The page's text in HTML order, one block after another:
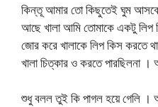
কিন্তূ আমার তো কিছুতেই ঘুম
আছে খালা আমি তোমাকে একটু
জোর করে খালাকে লিপ কিস করতে
খালা চিত্কার ও করতে পারছিলনা ।
শুধু বলল তুই কি পাগল হয়ে গেলি ।